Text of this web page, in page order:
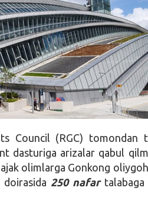
Council (RGC) tomondan
dasturiga arizalar qabul
olimlarga Gonkong
250 nafartalabaga